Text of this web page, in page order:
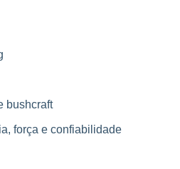
bushcraft
força e confiabilidade